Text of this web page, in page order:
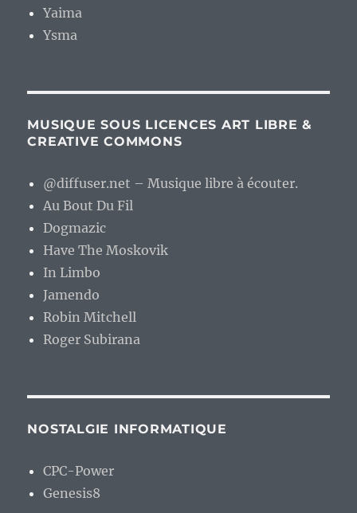
Yaima
Ysma
MUSIQUE SOUS LICENCES ART LIBRE &
CREATIVE COMMONS
@diffuser.net – Musique libre à écouter.
Au Bout Du Fil
Dogmazic
Have The Moskovik
In Limbo
Jamendo
Robin Mitchell
Roger Subirana
NOSTALGIE INFORMATIQUE
CPC-Power
Genesis8